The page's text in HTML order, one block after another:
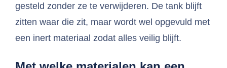
gesteld zonder ze te verwijderen. De tank blijft
zitten waar die zit, maar wordt wel opgevuld met
een inert materiaal zodat alles veilig blijft.